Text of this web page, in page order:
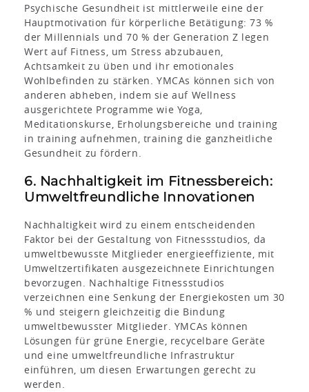
Psychische Gesundheit ist mittlerweile eine der
Hauptmotivation für körperliche Betätigung: 73 %
der Millennials und 70 % der Generation Z legen
Wert auf Fitness, um Stress abzubauen,
Achtsamkeit zu üben und ihr emotionales
Wohlbefinden zu stärken. YMCAs können sich von
anderen abheben, indem sie auf Wellness
ausgerichtete Programme wie Yoga,
Meditationskurse, Erholungsbereiche und training
in training aufnehmen, training die ganzheitliche
Gesundheit zu fördern.
6. Nachhaltigkeit im Fitnessbereich:
Umweltfreundliche Innovationen
Nachhaltigkeit wird zu einem entscheidenden
Faktor bei der Gestaltung von Fitnessstudios, da
umweltbewusste Mitglieder energieeffiziente, mit
Umweltzertifikaten ausgezeichnete Einrichtungen
bevorzugen. Nachhaltige Fitnessstudios
verzeichnen eine Senkung der Energiekosten um 30
% und steigern gleichzeitig die Bindung
umweltbewusster Mitglieder. YMCAs können
Lösungen für grüne Energie, recycelbare Geräte
und eine umweltfreundliche Infrastruktur
einführen, um diesen Erwartungen gerecht zu
werden.